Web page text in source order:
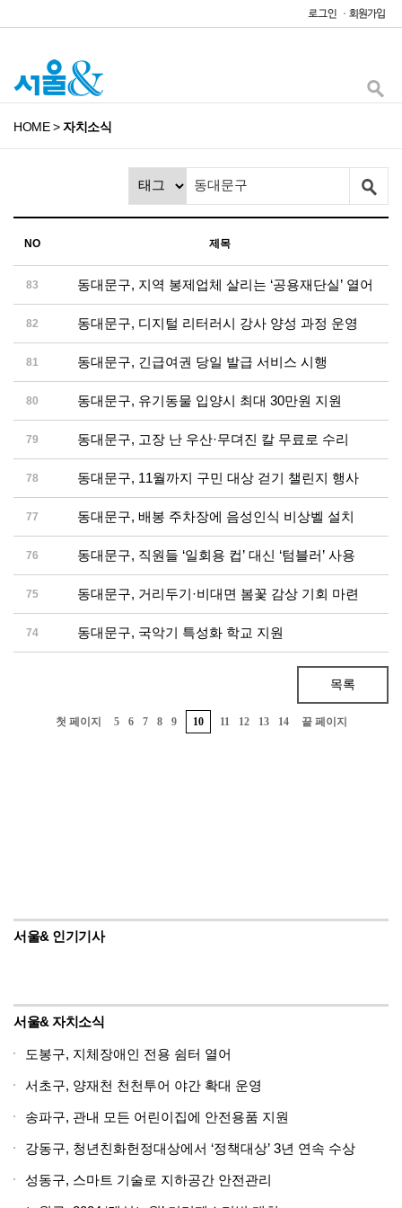
HOME>자치소식
NO 제목
83 동대문구, 지역 봉제업체 살리는 ‘공용재단실’ 열어
82 동대문구, 디지털 리터러시 강사 양성 과정 운영
81 동대문구, 긴급여권 당일 발급 서비스 시행
80 동대문구, 유기동물 입양시 최대 30만원 지원
79 동대문구, 고장 난 우산·무뎌진 칼 무료로 수리
78 동대문구, 11월까지 구민 대상 걷기 챌린지 행사
77 동대문구, 배봉 주차장에 음성인식 비상벨 설치
76 동대문구, 직원들 ‘일회용 컵’ 대신 ‘텀블러’ 사용
75 동대문구, 거리두기·비대면 봄꽃 감상 기회 마련
74 동대문구, 국악기 특성화 학교 지원
목록
첫 페이지 5 6 7 8 9 10 11 12 13 14 끝 페이지
서울& 인기기사
서울& 자치소식
도봉구, 지체장애인 전용 쉼터 열어
서초구, 양재천 천천투어 야간 확대 운영
송파구, 관내 모든 어린이집에 안전용품 지원
강동구, 청년친화헌정대상에서 ‘정책대상’ 3년 연속 수상
성동구, 스마트 기술로 지하공간 안전관리